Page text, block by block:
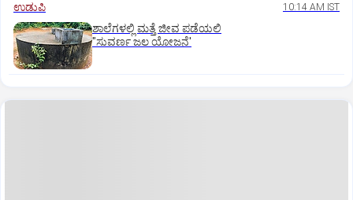
ಉಡುಪಿ 10:14 AM IST
ಶಾಲೆಗಳಲ್ಲಿ ಮತ್ತೆ ಜೀವ ಪಡೆಯಲಿ
"ಸುವರ್ಣ ಜಲ ಯೋಜನೆ'